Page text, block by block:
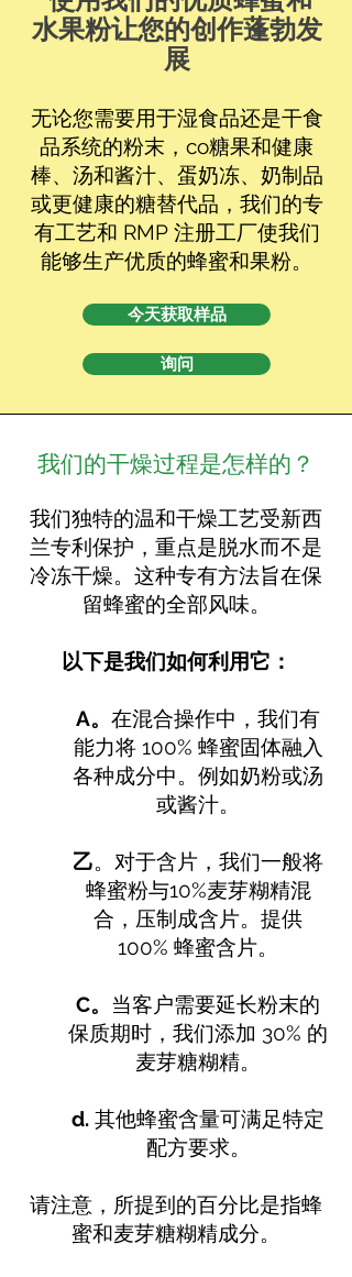
水果粉让您的创作蓬勃发
展
无论您需要用于湿食品还是干食
品系统的粉末，co糖果和健康
棒、汤和酱汁、蛋奶冻、奶制品
或更健康的糖替代品，我们的专
有工艺和 RMP 注册工厂使我们
能够生产优质的蜂蜜和果粉。
今天获取样品
询问
我们的干燥过程是怎样的？
我们独特的温和干燥工艺受新西
兰专利保护，重点是脱水而不是
冷冻干燥。这种专有方法旨在保
留蜂蜜的全部风味。
以下是我们如何利用它：
A。 在混合操作中，我们有
能力将 100% 蜂蜜固体融入
各种成分中。例如奶粉或汤
或酱汁。
乙。对于含片，我们一般将
蜂蜜粉与10%麦芽糊精混
合，压制成含片。提供
100% 蜂蜜含片。
C。 当客户需要延长粉末的
保质期时，我们添加 30% 的
麦芽糖糊精。
d. 其他蜂蜜含量可满足特定
配方要求。
请注意，所提到的百分比是指蜂
蜜和麦芽糖糊精成分。